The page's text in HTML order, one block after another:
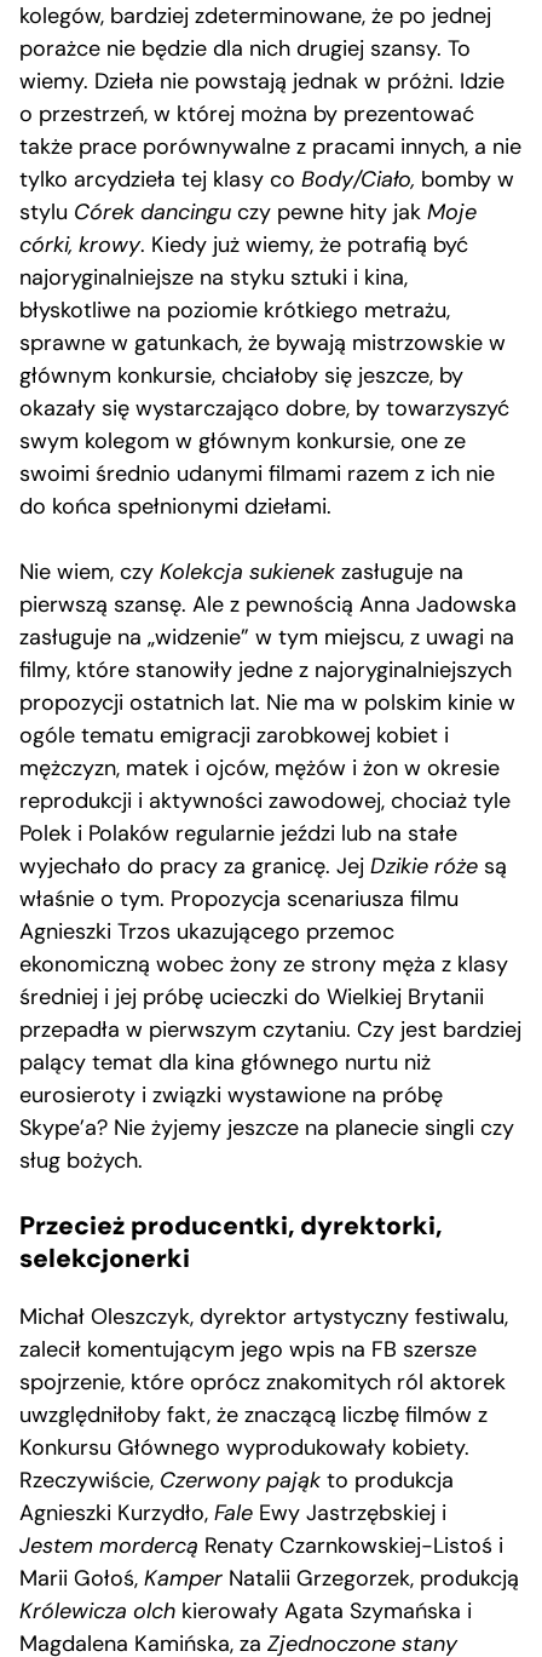
kolegów, bardziej zdeterminowane, że po jednej
porażce nie będzie dla nich drugiej szansy. To
wiemy. Dzieła nie powstają jednak w próżni. Idzie
o przestrzeń, w której można by prezentować
także prace porównywalne z pracami innych, a nie
tylko arcydzieła tej klasy co Body/Ciało, bomby w
stylu Córek dancingu czy pewne hity jak Moje
córki, krowy. Kiedy już wiemy, że potrafią być
najoryginalniejsze na styku sztuki i kina,
błyskotliwe na poziomie krótkiego metrażu,
sprawne w gatunkach, że bywają mistrzowskie w
głównym konkursie, chciałoby się jeszcze, by
okazały się wystarczająco dobre, by towarzyszyć
swym kolegom w głównym konkursie, one ze
swoimi średnio udanymi filmami razem z ich nie
do końca spełnionymi dziełami.
Nie wiem, czy Kolekcja sukienek zasługuje na
pierwszą szansę. Ale z pewnością Anna Jadowska
zasługuje na „widzenie” w tym miejscu, z uwagi na
filmy, które stanowiły jedne z najoryginalniejszych
propozycji ostatnich lat. Nie ma w polskim kinie w
ogóle tematu emigracji zarobkowej kobiet i
mężczyzn, matek i ojców, mężów i żon w okresie
reprodukcji i aktywności zawodowej, chociaż tyle
Polek i Polaków regularnie jeździ lub na stałe
wyjechało do pracy za granicę. Jej Dzikie róże są
właśnie o tym. Propozycja scenariusza filmu
Agnieszki Trzos ukazującego przemoc
ekonomiczną wobec żony ze strony męża z klasy
średniej i jej próbę ucieczki do Wielkiej Brytanii
przepadła w pierwszym czytaniu. Czy jest bardziej
palący temat dla kina głównego nurtu niż
eurosieroty i związki wystawione na próbę
Skype’a? Nie żyjemy jeszcze na planecie singli czy
sług bożych.
Przecież producentki, dyrektorki,
selekcjonerki
Michał Oleszczyk, dyrektor artystyczny festiwalu,
zalecił komentującym jego wpis na FB szersze
spojrzenie, które oprócz znakomitych ról aktorek
uwzględniłoby fakt, że znaczącą liczbę filmów z
Konkursu Głównego wyprodukowały kobiety.
Rzeczywiście, Czerwony pająk to produkcja
Agnieszki Kurzydło, Fale Ewy Jastrzębskiej i
Jestem mordercą Renaty Czarnkowskiej-Listoś i
Marii Gołoś, Kamper Natalii Grzegorzek, produkcją
Królewicza olch kierowały Agata Szymańska i
Magdalena Kamińska, za Zjednoczone stany